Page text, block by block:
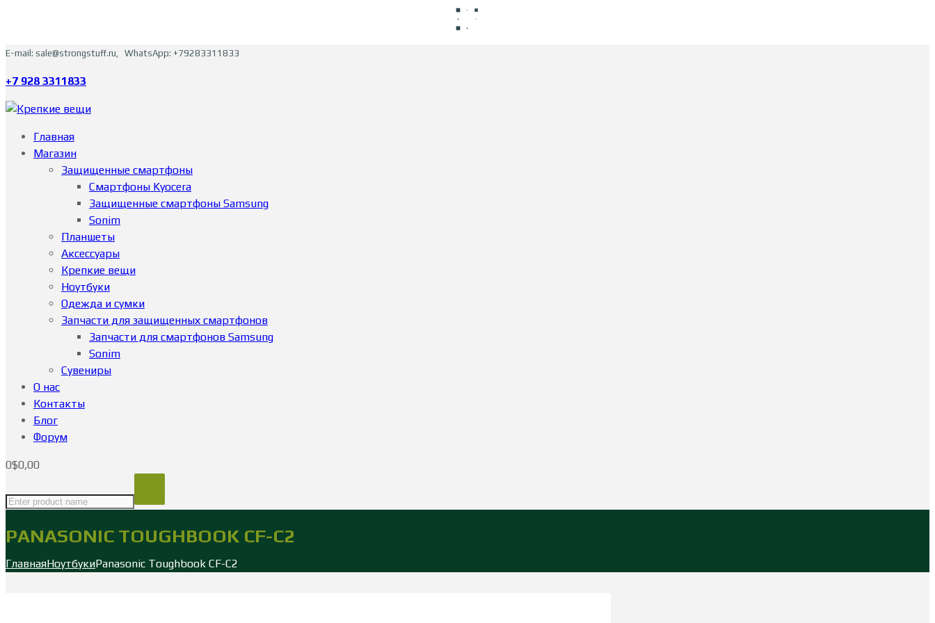
E-mail: sale@strongstuff.ru, WhatsApp: +79283311833
+7 928 3311833
Главная
Магазин
Защищенные смартфоны
Смартфоны Kyocera
Защищенные смартфоны Samsung
Sonim
Планшеты
Аксессуары
Крепкие вещи
Ноутбуки
Одежда и сумки
Запчасти для защищенных смартфонов
Запчасти для смартфонов Samsung
Sonim
Сувениры
О нас
Контакты
Блог
Форум
0$0,00
PANASONIC TOUGHBOOK CF-C2
ГлавнаяНоутбукиPanasonic Toughbook CF-C2